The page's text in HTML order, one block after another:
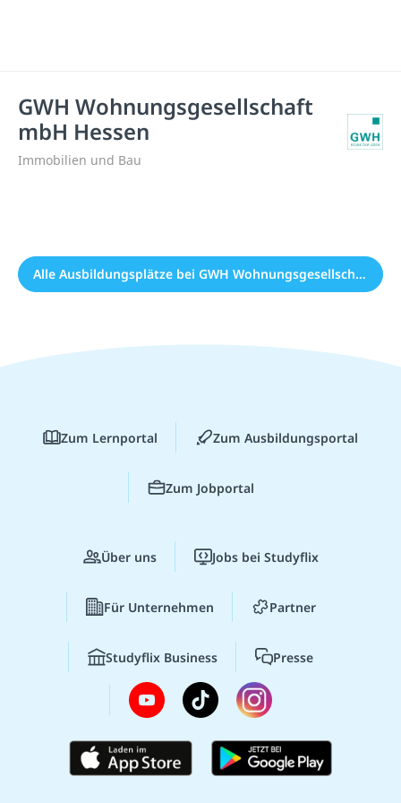
GWH Wohnungsgesellschaft
mbH Hessen
Immobilien und Bau
Alle Ausbildungsplätze bei GWH Wohnungsgesellschaft mbH Hessen (0)
Zum Lernportal Zum Ausbildungsportal
Zum Jobportal
Über uns Jobs bei Studyflix
Für Unternehmen Partner
Studyflix Business Presse